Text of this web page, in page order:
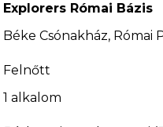
Explorers Római Bázis
Béke Csónakház, Római
Felnőtt
1 alkalom